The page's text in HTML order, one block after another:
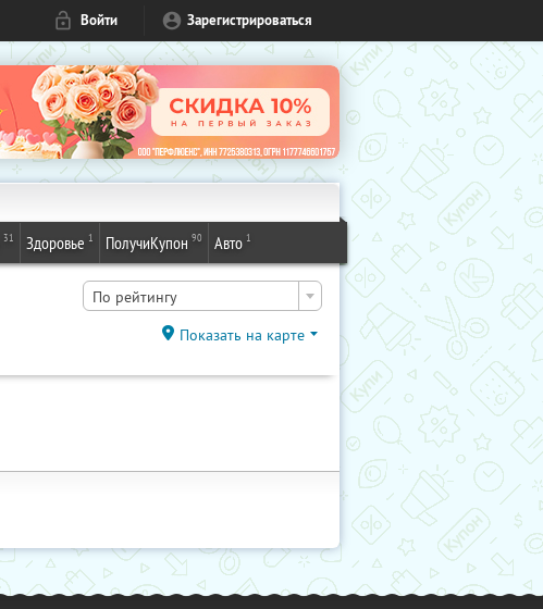
Войти Зарегистрироваться
31 Здоровье 1 ПолучиКупон 90 Авто 1
По рейтингу
Показать на карте